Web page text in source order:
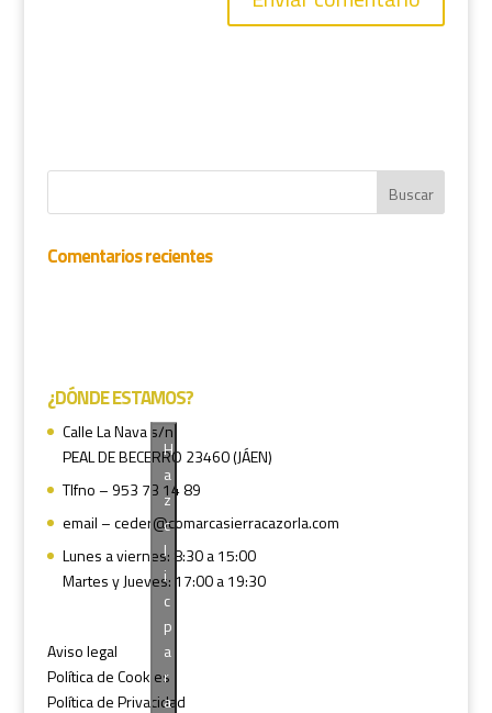
Comentarios recientes
¿DÓNDE ESTAMOS?
Calle La Nava s/n
PEAL DE BECERRO 23460 (JÁEN)
Tlfno – 953 73 14 89
email – ceder@comarcasierracazorla.com
Lunes a viernes: 8:30 a 15:00
Martes y Jueves: 17:00 a 19:30
Aviso legal
Política de Cookies
Política de Privacidad
H
a
z
c
l
i
c
p
a
r
a